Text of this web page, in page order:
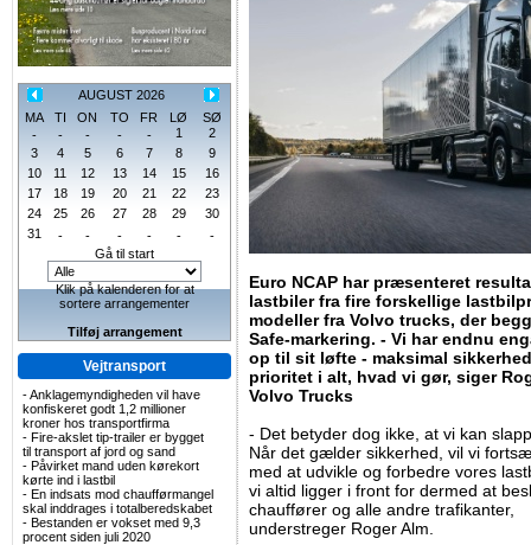
AUGUST 2026
MA
TI ON TO FR LØ
SØ
-
- - - - 1
2
3
4 5 6 7 8
9
10
11 12 13 14 15
16
17
18 19 20 21 22
23
24
25 26 27 28 29
30
31
- - - - -
-
Gå til start
Klik på kalenderen for at
sortere arrangementer
Tilføj arrangement
Vejtransport
-Anklagemyndigheden vil have
konfiskeret godt 1,2 millioner
kroner hos transportfirma
- Fire-akslet tip-trailer er bygget
til transport af jord og sand
- Påvirket mand uden kørekort
kørte ind i lastbil
- En indsats mod chaufførmangel
skal inddrages i totalberedskabet
- Bestanden er vokset med 9,3
procent siden juli 2020
Euro NCAP har præsenteret
lastbiler fra fire forskellige
modeller fra Volvo trucks, der
Safe-markering. - Vi har endnu
op til sit løfte - maksimal
prioritet i alt, hvad vi gør, siger
Volvo Trucks
- Det betyder dog ikke, at vi kan
Når det gælder sikkerhed, vil vi
med at udvikle og forbedre vores
vi altid ligger i front for dermed at
chauffører og alle andre trafikanter,
understreger Roger Alm.